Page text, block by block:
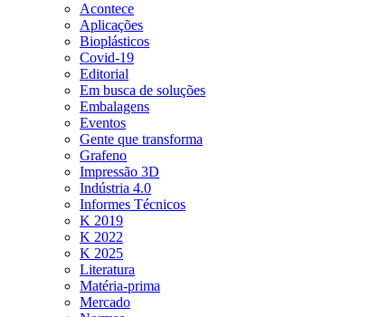
Acontece
Aplicações
Bioplásticos
Covid-19
Editorial
Em busca de soluções
Embalagens
Eventos
Gente que transforma
Grafeno
Impressão 3D
Indústria 4.0
Informes Técnicos
K 2019
K 2022
K 2025
Literatura
Matéria-prima
Mercado